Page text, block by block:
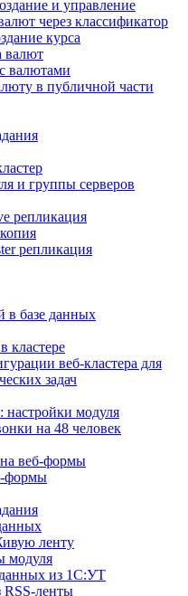
и управление
через классификатор
курса
валют
валютами
в публичной части
и группы серверов
репликация
репликация
в базе данных
кластере
веб-кластера для
задач
настройки модуля
на 48 человек
веб-формы
формы
ленту
модуля
из 1С:УТ
ленты